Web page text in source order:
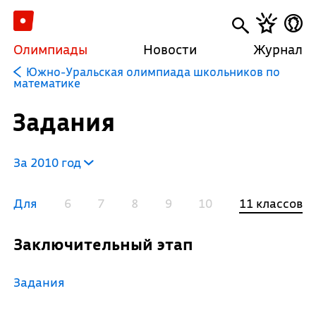
Олимпиады Новости Журнал
Южно-Уральская олимпиада школьников по
математике
Задания
За 2010 год
Для 6 7 8 9 10 11 классов
Заключительный этап
Задания